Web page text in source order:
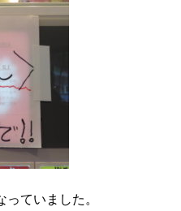
ていました。